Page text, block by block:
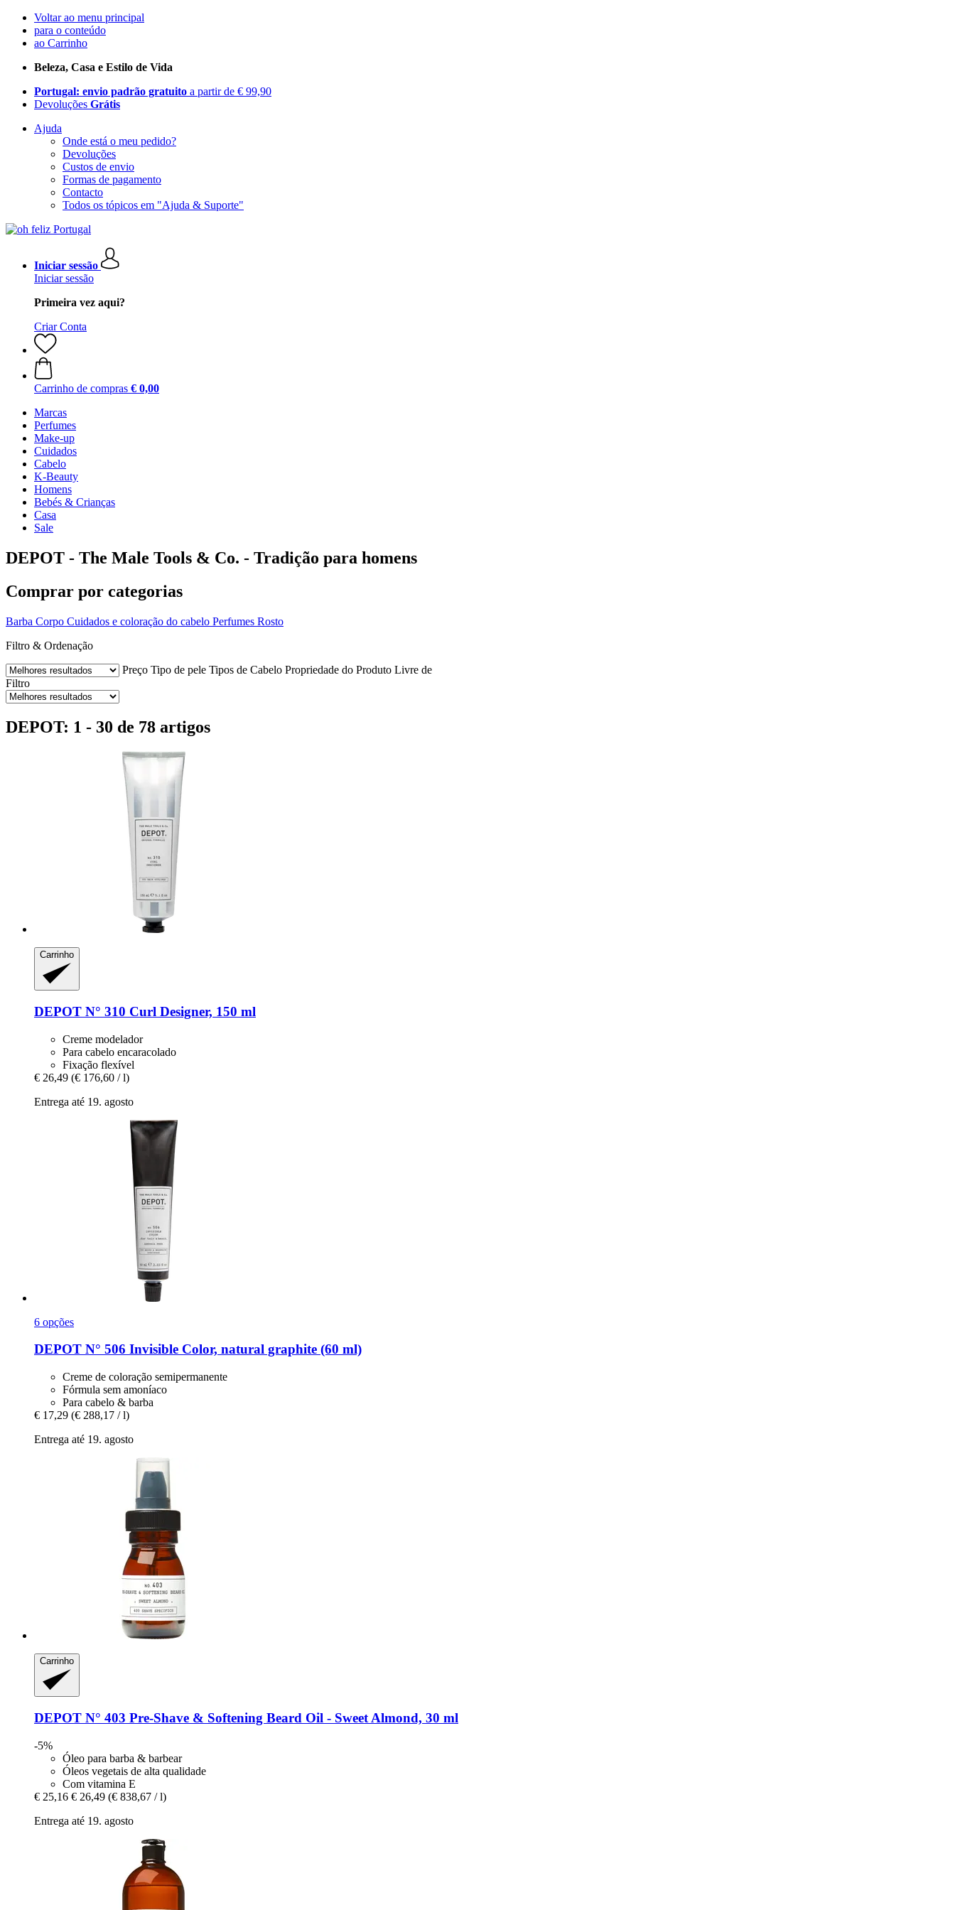
Voltar ao menu principal
para o conteúdo
ao Carrinho
Beleza, Casa e Estilo de Vida
Portugal: envio padrão gratuito a partir de € 99,90
Devoluções Grátis
Ajuda
Onde está o meu pedido?
Devoluções
Custos de envio
Formas de pagamento
Contacto
Todos os tópicos em "Ajuda & Suporte"
Iniciar sessão
Iniciar sessão
Primeira vez aqui?
Criar Conta
Carrinho de compras € 0,00
Marcas
Perfumes
Make-up
Cuidados
Cabelo
K-Beauty
Homens
Bebés & Crianças
Casa
Sale
DEPOT - The Male Tools & Co. - Tradição para homens
Comprar por categorias
Barba Corpo Cuidados e coloração do cabelo Perfumes Rosto
Filtro & Ordenação
Preço Tipo de pele Tipos de Cabelo Propriedade do Produto Livre de
Filtro
DEPOT: 1 - 30 de 78 artigos
Carrinho
DEPOT N° 310 Curl Designer, 150 ml
Creme modelador
Para cabelo encaracolado
Fixação flexível
€ 26,49 (€ 176,60 / l)
Entrega até 19. agosto
6 opções
DEPOT N° 506 Invisible Color, natural graphite (60 ml)
Creme de coloração semipermanente
Fórmula sem amoníaco
Para cabelo & barba
€ 17,29 (€ 288,17 / l)
Entrega até 19. agosto
Carrinho
DEPOT N° 403 Pre-​Shave & Softening Beard Oil -​ Sweet Almond, 30 ml
-5%
Óleo para barba & barbear
Óleos vegetais de alta qualidade
Com vitamina E
€ 25,16 € 26,49 (€ 838,67 / l)
Entrega até 19. agosto